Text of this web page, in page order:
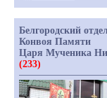
Белгородский
Конвоя Памяти
Царя Мученика
(233)